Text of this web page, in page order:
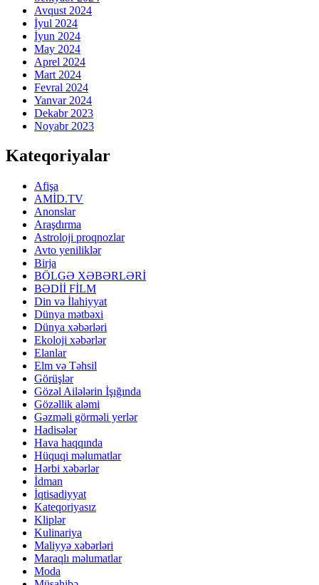
Avqust 2024
İyul 2024
İyun 2024
May 2024
Aprel 2024
Mart 2024
Fevral 2024
Yanvar 2024
Dekabr 2023
Noyabr 2023
Kateqoriyalar
Afişa
AMİD.TV
Anonslar
Araşdırma
Astroloji proqnozlar
Avto yeniliklər
Birja
BÖLGƏ XƏBƏRLƏRİ
BƏDİİ FİLM
Din və İlahiyyat
Dünya mətbəxi
Dünya xəbərləri
Ekoloji xəbərlər
Elanlar
Elm və Təhsil
Görüşlər
Gözəl Ailələrin İşığında
Gözəllik aləmi
Gəzməli görməli yerlər
Hadisələr
Hava haqqında
Hüquqi məlumatlar
Hərbi xəbərlər
İdman
İqtisadiyyat
Kateqoriyasız
Kliplər
Kulinariya
Maliyyə xəbərləri
Maraqlı məlumatlar
Moda